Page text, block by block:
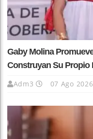
Gaby Molina
Construyan Su Propio
Adm3 07 Ago 2026